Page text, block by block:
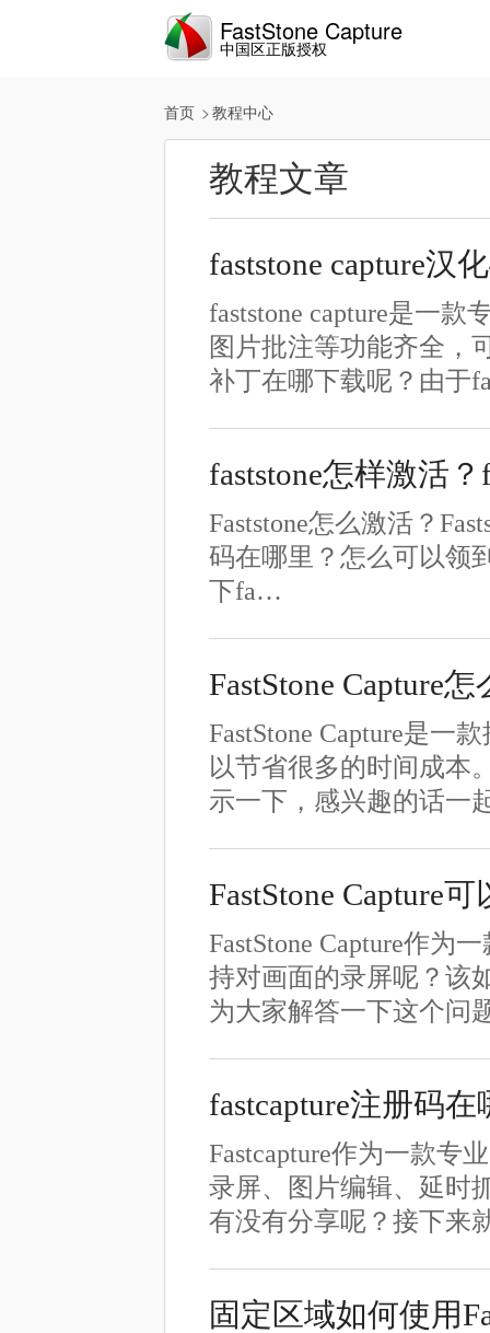
FastStone Capture
中国区正版授权
首页 教程中心
教程文章
faststone capture汉
faststone capture是一
图片批注等功能齐全，
补丁在哪下载呢？由于
faststone怎样激活
Faststone怎么激活？
码在哪里？怎么可以领
下fa…
FastStone Capture
FastStone Capture是一
以节省很多的时间成本
示一下，感兴趣的话一
FastStone Capture
FastStone Capture作为
持对画面的录屏呢？该
为大家解答一下这个问
fastcapture注册码
Fastcapture作为一款专
录屏、图片编辑、延时
有没有分享呢？接下来
固定区域如何使用